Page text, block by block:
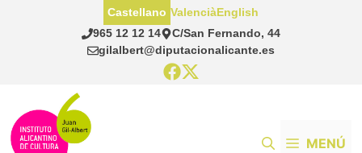
965 12 12 14
C/San Fernando, 44
gilalbert@diputacionalicante.es
Castellano ValenciàEnglish
MENÚ